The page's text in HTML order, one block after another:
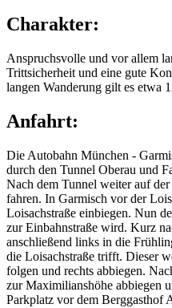
Charakter:
Anspruchsvolle und vor allem
Trittsicherheit und eine gute
langen Wanderung gilt es etwa
Anfahrt:
Die Autobahn München -
durch den Tunnel Oberau und
Nach dem Tunnel weiter auf
fahren. In Garmisch vor der
Loisachstraße einbiegen. Nun
zur Einbahnstraße wird. Kurz
anschließend links in die
die Loisachstraße trifft. Dieser
folgen und rechts abbiegen.
zur Maximilianshöhe abbiegen
Parkplatz vor dem Berggasthof